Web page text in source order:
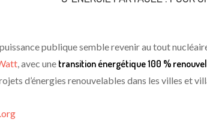
publique semble revenir au tout
, avec une transition énergétique 100 %
d’énergies renouvelables dans les villes et